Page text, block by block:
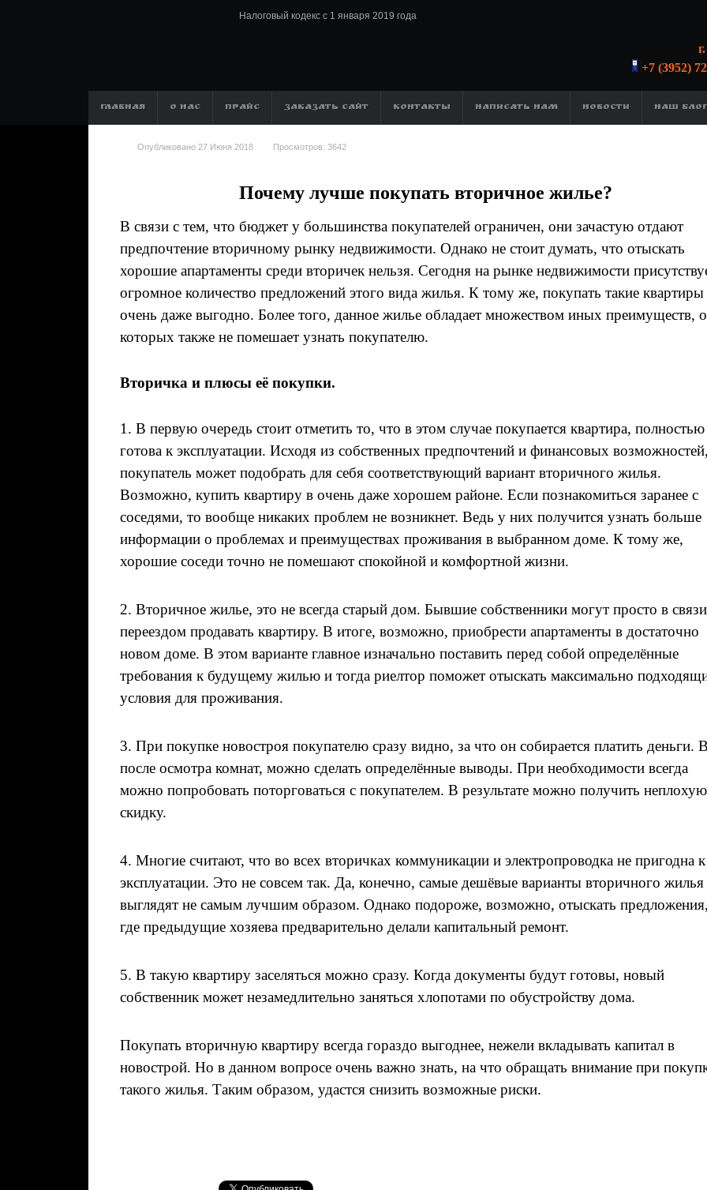
Налоговый кодекс с 1 января 2019 года
+7 (3952)
ГЛАВНАЯ О НАС ПРАЙС ЗАКАЗАТЬ САЙТ КОНТАКТЫ НАПИСАТЬ НАМ НОВОСТИ НАШ БЛОГ
Опубликовано 27 Июня 2018 Просмотров: 3642
Почему лучше покупать вторичное жилье?
В связи с тем, что бюджет у большинства покупателей ограничен, они зачастую отдают
предпочтение вторичному рынку недвижимости. Однако не стоит думать, что отыскать
хорошие апартаменты среди вторичек нельзя. Сегодня на рынке недвижимости
огромное количество предложений этого вида жилья. К тому же, покупать такие квартиры
очень даже выгодно. Более того, данное жилье обладает множеством иных преимуществ, о
которых также не помешает узнать покупателю.
Вторичка и плюсы её покупки.
1. В первую очередь стоит отметить то, что в этом случае покупается квартира, полностью
готова к эксплуатации. Исходя из собственных предпочтений и финансовых
покупатель может подобрать для себя соответствующий вариант вторичного жилья.
Возможно, купить квартиру в очень даже хорошем районе. Если познакомиться заранее с
соседями, то вообще никаких проблем не возникнет. Ведь у них получится узнать больше
информации о проблемах и преимуществах проживания в выбранном доме. К тому же,
хорошие соседи точно не помешают спокойной и комфортной жизни.
2. Вторичное жилье, это не всегда старый дом. Бывшие собственники могут просто в
переездом продавать квартиру. В итоге, возможно, приобрести апартаменты в достаточно
новом доме. В этом варианте главное изначально поставить перед собой определённые
требования к будущему жилью и тогда риелтор поможет отыскать максимально
условия для проживания.
3. При покупке новостроя покупателю сразу видно, за что он собирается платить деньги.
после осмотра комнат, можно сделать определённые выводы. При необходимости всегда
можно попробовать поторговаться с покупателем. В результате можно получить неплохую
скидку.
4. Многие считают, что во всех вторичках коммуникации и электропроводка не пригодна к
эксплуатации. Это не совсем так. Да, конечно, самые дешёвые варианты вторичного жилья
выглядят не самым лучшим образом. Однако подороже, возможно, отыскать
где предыдущие хозяева предварительно делали капитальный ремонт.
5. В такую квартиру заселяться можно сразу. Когда документы будут готовы, новый
собственник может незамедлительно заняться хлопотами по обустройству дома.
Покупать вторичную квартиру всегда гораздо выгоднее, нежели вкладывать капитал в
новострой. Но в данном вопросе очень важно знать, на что обращать внимание при
такого жилья. Таким образом, удастся снизить возможные риски.